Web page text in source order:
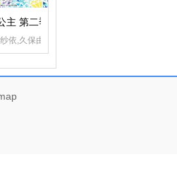
主 第二季
依,久保由利香,日比优理香,铃木杏奈,德井青